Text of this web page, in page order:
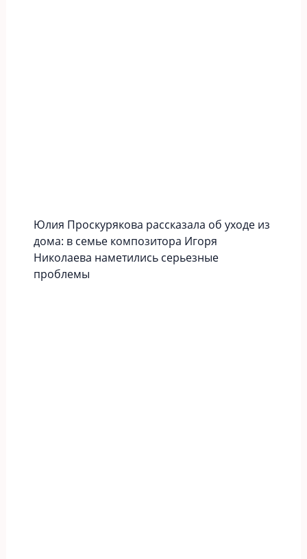
Юлия Проскурякова рассказала об уходе из
дома: в семье композитора Игоря
Николаева наметились серьезные
проблемы